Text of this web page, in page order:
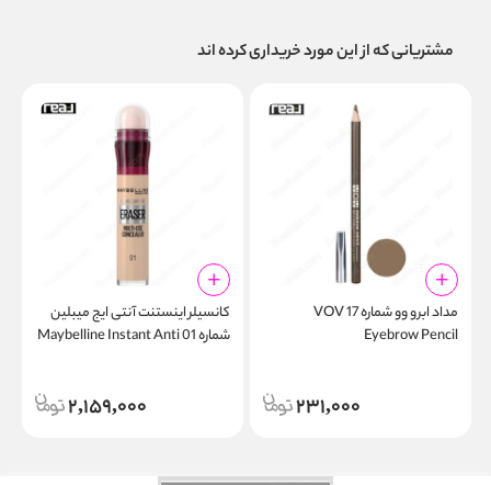
مشتریانی که از این مورد خریداری کرده اند
مداد ابرو وو شماره 17 VOV
Eyebrow Pencil
231,000
کانسیلر اینستنت آنتی ایج میبلین
شماره 01 Maybelline Instant Anti
2,159,000